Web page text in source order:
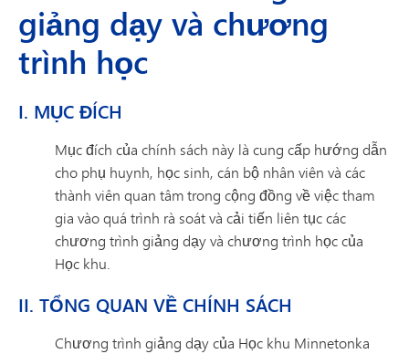
giảng dạy và chương
trình học
I. MỤC ĐÍCH
Mục đích của chính sách này là cung cấp hướng dẫn
cho phụ huynh, học sinh, cán bộ nhân viên và các
thành viên quan tâm trong cộng đồng về việc tham
gia vào quá trình rà soát và cải tiến liên tục các
chương trình giảng dạy và chương trình học của
Học khu.
II. TỔNG QUAN VỀ CHÍNH SÁCH
Chương trình giảng dạy của Học khu Minnetonka